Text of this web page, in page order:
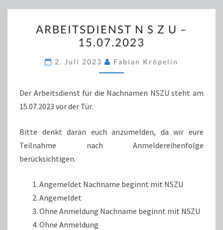
N
S
Z
U
ARBEITSDIENST N S Z U –
15.07.2023
2. Juli 2023 Fabian Kröpelin
Der Arbeitsdienst für die Nachnamen NSZU steht am
15.07.2023 vor der Tür.
Bitte denkt daran euch anzumelden, da wir eure
Teilnahme nach Anmeldereihenfolge
berücksichtigen.
Angemeldet Nachname beginnt mit NSZU
Angemeldet
Ohne Anmeldung Nachname beginnt mit NSZU
Ohne Anmeldung